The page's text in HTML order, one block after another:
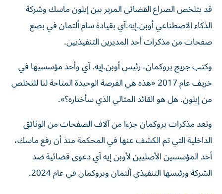
قد يتلخص الصراع القضائي المرير بين إيلون ماسك وشركة
الذكاء الاصطناعي أوبن.إيه.آي بقيادة سام ألتمان في بضع
صفحات من مذكرات أحد المديرين التنفيذيين.
وكتب جريج بروكمان، رئيس أوبن.إيه. آي وأحد مؤسسيها في
خريف عام 2017 «هذه هي الفرصة الوحيدة المتاحة لنا ‌للتخلص
من إيلون. هل هو القائد المثالي الذي سأختاره؟».
وتعد مذكرات بروكمان جزءا من آلاف الصفحات من الوثائق
الداخلية التي ​تم الكشف عنها ⁠في المحكمة منذ أن رفع ماسك،
أحد المؤسسين الأصليين لأوبن إيه آي دعوى ‌قضائية ضد
الشركة ورئيسها التنفيذي ألتمان وبروكمان ‌في عام 2024.